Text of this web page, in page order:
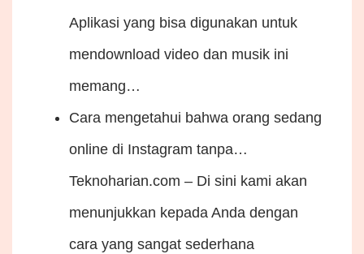
Aplikasi yang bisa digunakan untuk
mendownload video dan musik ini
memang…
Cara mengetahui bahwa orang sedang
online di Instagram tanpa…
Teknoharian.com – Di sini kami akan
menunjukkan kepada Anda dengan
cara yang sangat sederhana